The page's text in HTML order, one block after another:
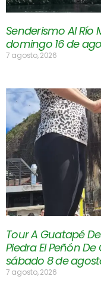
Senderismo Al Río
domingo 16 de
7 agosto, 2026
Tour A Guatapé
Piedra El Peñón
sábado 8 de
7 agosto, 2026